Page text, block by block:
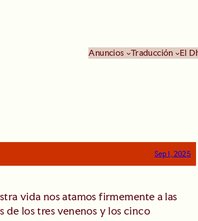
Anuncios Traducción El
Sep 1, 2025
vida nos atamos firmemente a las
de los tres venenos y los cinco